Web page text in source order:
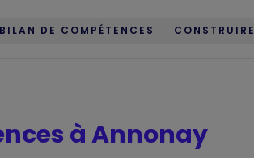
BILAN DE COMPÉTENCES CONSTRUIRE
à Annonay